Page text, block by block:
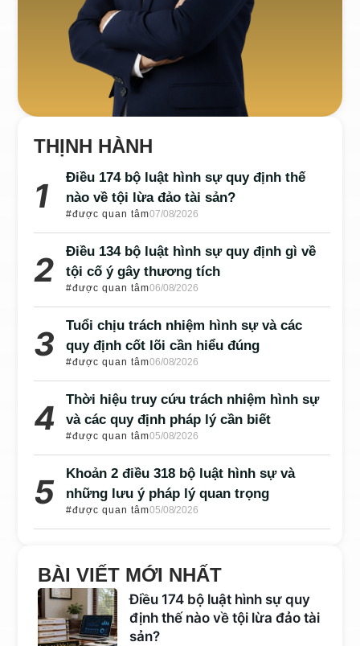
THỊNH HÀNH
Điều 174 bộ luật hình sự quy định thế
nào về tội lừa đảo tài sản?
#được quan tâm07/08/2026
Điều 134 bộ luật hình sự quy định gì về
tội cố ý gây thương tích
#được quan tâm06/08/2026
Tuổi chịu trách nhiệm hình sự và các
quy định cốt lõi cần hiểu đúng
#được quan tâm06/08/2026
Thời hiệu truy cứu trách nhiệm hình sự
và các quy định pháp lý cần biết
#được quan tâm05/08/2026
Khoản 2 điều 318 bộ luật hình sự và
những lưu ý pháp lý quan trọng
#được quan tâm05/08/2026
BÀI VIẾT MỚI NHẤT
Điều 174 bộ luật hình sự quy
định thế nào về tội lừa đảo tài
sản?